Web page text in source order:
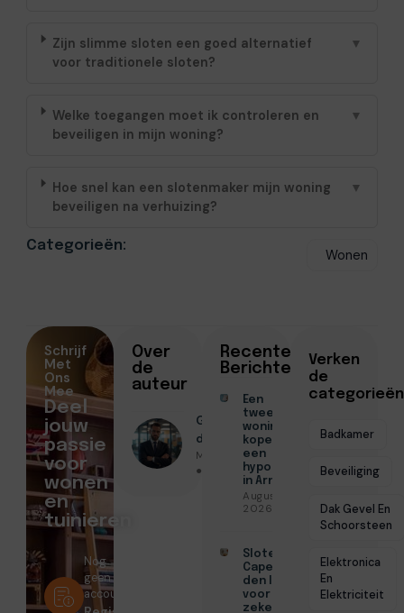
Zijn slimme sloten een goed alternatief
voor traditionele sloten?
▼
Welke toegangen moet ik controleren en
beveiligen in mijn woning?
▼
Hoe snel kan een slotenmaker mijn woning
beveiligen na verhuizing?
▼
Categorieën:
Wonen
Over
de
auteur
Geschreven
door
Menno Maas
● Mei 8, 2026
Recente
Berichten
Een
tweede
woning
kopen met
een
hypotheek
in Arnhem
Augustus 7,
2026
Slotenmaker
Capelle aan
den IJssel
voor
zekerheid
Verken
de
categorieën
Badkamer
Beveiliging
Dak Gevel En
Schoorsteen
Elektronica
En
Elektriciteit
Schrijf
Met
Ons
Mee
Deel
jouw
passie
voor
wonen
en
tuinieren
Nog
geen
account?